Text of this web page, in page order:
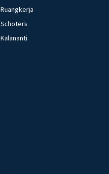
Ruangkerja
Schoters
Kalananti